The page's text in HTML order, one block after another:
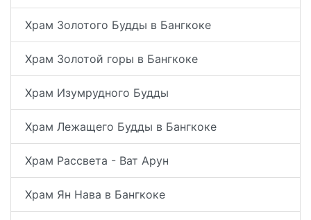
Храм Золотого Будды в Бангкоке
Храм Золотой горы в Бангкоке
Храм Изумрудного Будды
Храм Лежащего Будды в Бангкоке
Храм Рассвета - Ват Арун
Храм Ян Нава в Бангкоке